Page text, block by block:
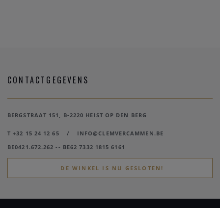
CONTACTGEGEVENS
BERGSTRAAT 151, B-2220 HEIST OP DEN BERG
T +32 15 24 12 65 /
INFO@CLEMVERCAMMEN.BE
BE0421.672.262 -- BE62 7332 1815 6161
DE WINKEL IS NU GESLOTEN!